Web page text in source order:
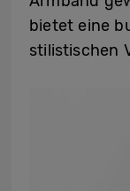
bietet eine
stilistischen